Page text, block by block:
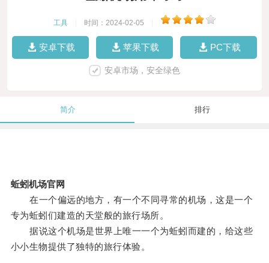
工具 时间：2024-02-05
安卓下载 苹果下载 PC下载
安卓市场，安全绿色
简介 排行
蚯蚓机场官网
在一个偏远的地方，有一个不同寻常的机场，这是一个
专为蚯蚓们建造的天堂般的旅行场所。
据说这个机场是世界上唯一一个为蚯蚓而建的，给这些
小小生物提供了独特的旅行体验。